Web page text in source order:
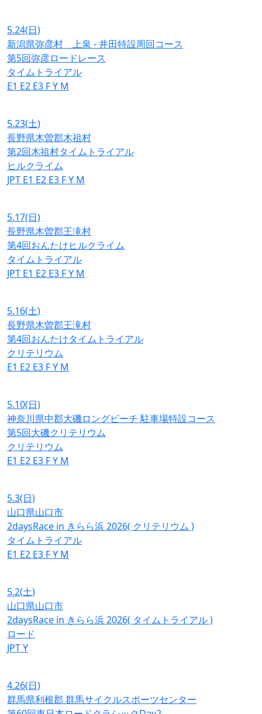
5.24(日)
新潟県弥彦村 上泉 - 井田特設周回コース
第5回弥彦ロードレース
タイムトライアル
E1 E2 E3 FY M
5.23(土)
長野県木曽郡木祖村
第2回木祖村タイムトライアル
ヒルクライム
JPT E1 E2 E3 FY M
5.17(日)
長野県木曽郡王滝村
第4回おんたけヒルクライム
タイムトライアル
JPT E1 E2 E3 FY M
5.16(土)
長野県木曽郡王滝村
第4回おんたけタイムトライアル
クリテリウム
E1 E2 E3 FY M
5.10(日)
神奈川県中郡大磯ロングビーチ 駐車場特設コース
第5回大磯クリテリウム
クリテリウム
E1 E2 E3 FY M
5.3(日)
山口県山口市
2daysRace in きらら浜 2026( クリテリウム )
タイムトライアル
E1 E2 E3 FY M
5.2(土)
山口県山口市
2daysRace in きらら浜 2026( タイムトライアル )
ロード
JPTY
4.26(日)
群馬県利根郡 群馬サイクルスポーツセンター